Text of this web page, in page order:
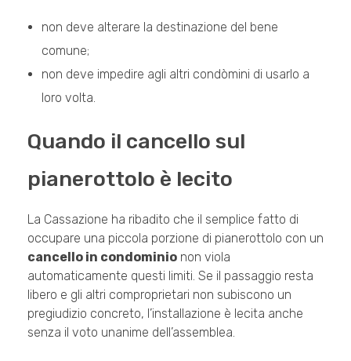
non deve alterare la destinazione del bene
comune;
non deve impedire agli altri condòmini di usarlo a
loro volta.
Quando il cancello sul
pianerottolo è lecito
La Cassazione ha ribadito che il semplice fatto di
occupare una piccola porzione di pianerottolo con un
cancello in condominio non viola
automaticamente questi limiti. Se il passaggio resta
libero e gli altri comproprietari non subiscono un
pregiudizio concreto, l’installazione è lecita anche
senza il voto unanime dell’assemblea.